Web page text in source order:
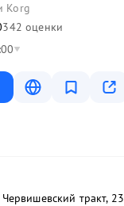
Korg
342 оценки
​Червишевский тракт, 23